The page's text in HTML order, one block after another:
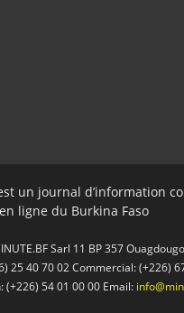
un journal d’information
en ligne du Burkina Faso
Sarl 11 BP 357
25 40 70 02 Commercial: (+226)
(+226) 54 01 00 00 Email: